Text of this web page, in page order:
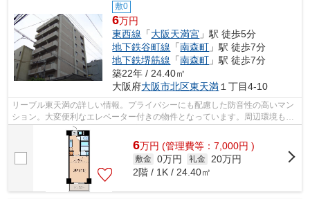
敷0
6万円
東西線 「大阪天満宮 」駅 徒歩5分
地下鉄谷町線 「南森町 」駅 徒歩7分
地下鉄堺筋線 「南森町 」駅 徒歩7分
築22年 / 24.40㎡
大阪府大阪市北区東天満１丁目4-10
リーブル東天満の詳しい情報。プライバシーにも配慮した防音性の高いマン
ション。大変便利なエレベーター付きの物件となっています。周辺環境も良
好で、物件から徒歩5分には駅も立地し...
6万円 (管理費等：7,000円 )
敷金 0万円 礼金
20万円
2階 / 1K / 24.40㎡